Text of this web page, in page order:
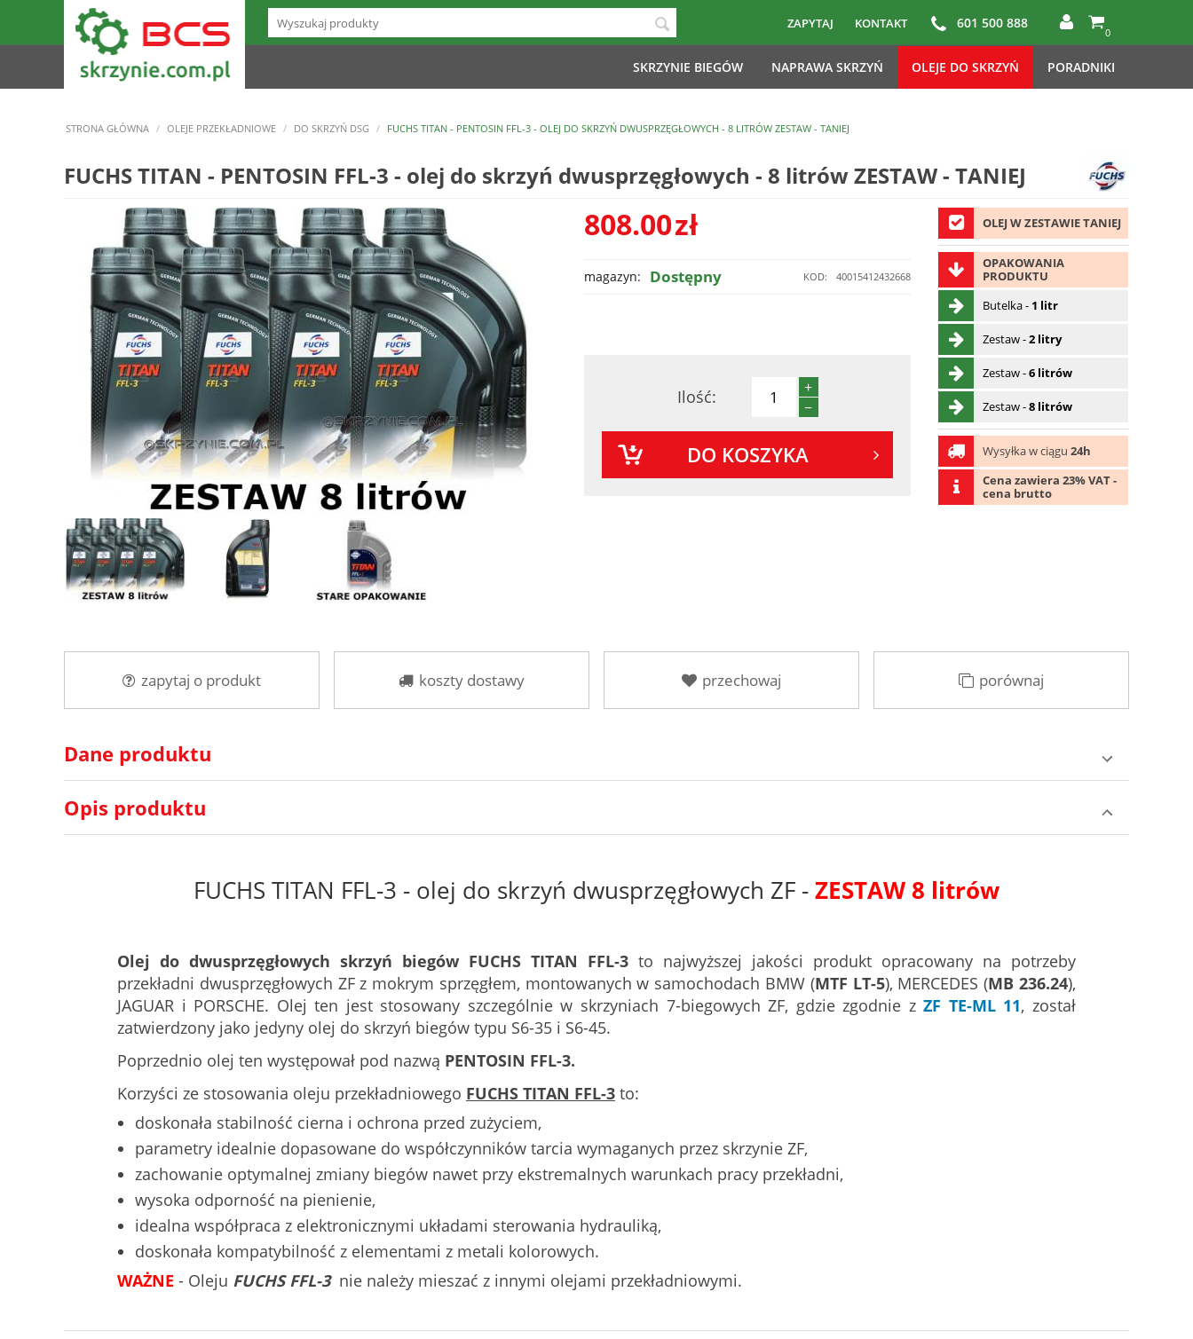
ZAPYTAJ KONTAKT 601 500 888
0
SKRZYNIE BIEGÓW NAPRAWA SKRZYŃ OLEJE DO SKRZYŃ PORADNIKI
STRONA GŁÓWNA / OLEJE PRZEKŁADNIOWE / DO SKRZYŃ DSG / FUCHS TITAN - PENTOSIN FFL-3 - OLEJ DO SKRZYŃ DWUSPRZĘGŁOWYCH - 8 LITRÓW ZESTAW - TANIEJ
FUCHS TITAN - PENTOSIN FFL-3 - olej do skrzyń dwusprzęgłowych - 8 litrów ZESTAW - TANIEJ
808.00zł
KOD: 40015412432668
magazyn: Dostępny
OLEJ W ZESTAWIE TANIEJ
OPAKOWANIA
PRODUKTU
Butelka - 1 litr
Zestaw -2 litry
Zestaw -6 litrów
Zestaw -8 litrów
Wysyłka w ciągu24h
Cena zawiera 23% VAT -
cena brutto
Ilość:
+
−
DO KOSZYKA
zapytaj o produkt koszty dostawy przechowaj porównaj
Dane produktu
Opis produktu
FUCHS TITAN FFL-3 - olej do skrzyń dwusprzęgłowych ZF -ZESTAW 8 litrów
Olej do dwusprzęgłowych skrzyń biegów FUCHS TITAN FFL-3 to najwyższej jakości produkt opracowany na potrzeby
przekładni dwusprzęgłowych ZF z mokrym sprzęgłem, montowanych w samochodach BMW (MTF LT-5), MERCEDES (MB 236.24),
JAGUAR i PORSCHE. Olej ten jest stosowany szczególnie w skrzyniach 7-biegowych ZF, gdzie zgodnie zZF TE-ML 11, został
zatwierdzony jako jedyny olej do skrzyń biegów typu S6-35 i S6-45.
Poprzednio olej ten występował pod nazwą PENTOSIN FFL-3.
Korzyści ze stosowania oleju przekładniowego FUCHS TITAN FFL-3 to:
doskonała stabilność cierna i ochrona przed zużyciem,
parametry idealnie dopasowane do współczynników tarcia wymaganych przez skrzynie ZF,
zachowanie optymalnej zmiany biegów nawet przy ekstremalnych warunkach pracy przekładni,
wysoka odporność na pienienie,
idealna współpraca z elektronicznymi układami sterowania hydrauliką,
doskonała kompatybilność z elementami z metali kolorowych.
WAŻNE - Oleju FUCHS FFL-3nie należy mieszać z innymi olejami przekładniowymi.